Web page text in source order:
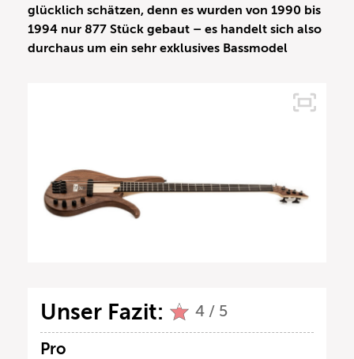
glücklich schätzen, denn es wurden von 1990 bis
1994 nur 877 Stück gebaut – es handelt sich also
durchaus um ein sehr exklusives Bassmodel
Unser Fazit: 4 / 5
Pro